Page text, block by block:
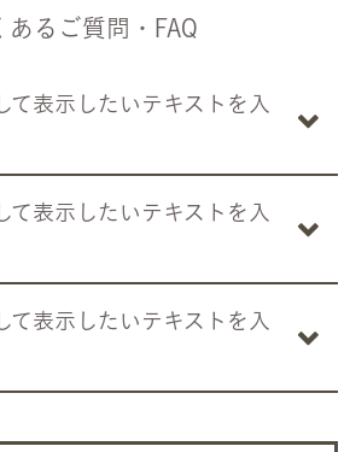
あるご質問・FAQ
て表示したいテキストを入
て表示したいテキストを入
て表示したいテキストを入